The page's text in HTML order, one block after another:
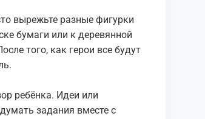
вырежьте разные фигурки
бумаги или к деревянной
того, как герои все будут
ребёнка. Идеи или
задания вместе с